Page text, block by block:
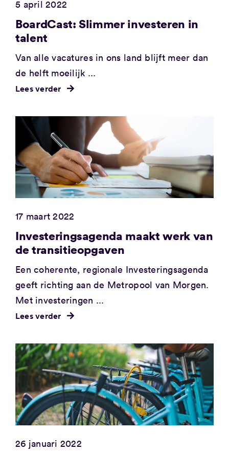
5 april 2022
BoardCast: Slimmer investeren in
talent
Van alle vacatures in ons land blijft meer dan
de helft moeilijk ...
Lees verder
17 maart 2022
Investeringsagenda maakt werk van
de transitieopgaven
Een coherente, regionale Investeringsagenda
geeft richting aan de Metropool van Morgen.
Met investeringen ...
Lees verder
26 januari 2022